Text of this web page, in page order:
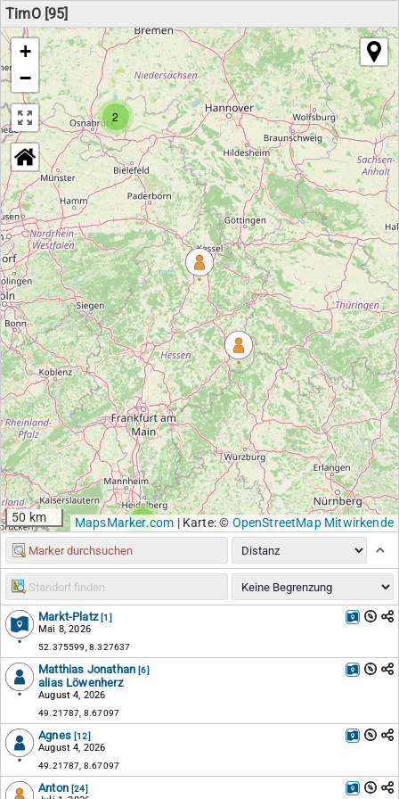
TimO [95]
2
2
+
−
50 km MapsMarker.com |Karte: ©OpenStreetMap Mitwirkende
Markt-Platz [1]
Mai 8, 2026
52.375599, 8.327637
Matthias Jonathan [6]
alias Löwenherz
August 4, 2026
49.21787, 8.67097
Agnes [12]
August 4, 2026
49.21787, 8.67097
Anton [24]